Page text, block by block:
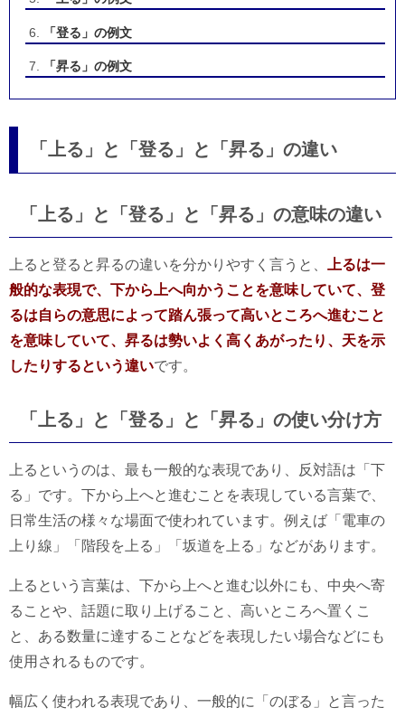
「登る」の例文
「昇る」の例文
「上る」と「登る」と「昇る」の違い
「上る」と「登る」と「昇る」の意味の違い
上ると登ると昇るの違いを分かりやすく言うと、
上るは一
般的な表現で、下から上へ向かうことを意味していて、登
るは自らの意思によって踏ん張って高いところへ進むこと
を意味していて、昇るは勢いよく高くあがったり、天を示
したりするという違いです。
「上る」と「登る」と「昇る」の使い分け方
上るというのは、最も一般的な表現であり、反対語は「下
る」です。下から上へと進むことを表現している言葉で、
日常生活の様々な場面で使われています。例えば「電車の
上り線」「階段を上る」「坂道を上る」などがあります。
上るという言葉は、下から上へと進む以外にも、中央へ寄
ることや、話題に取り上げること、高いところへ置くこ
と、ある数量に達することなどを表現したい場合などにも
使用されるものです。
幅広く使われる表現であり、一般的に「のぼる」と言った